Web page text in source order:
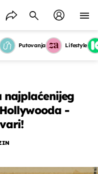
Putovanja Lifestyle
-